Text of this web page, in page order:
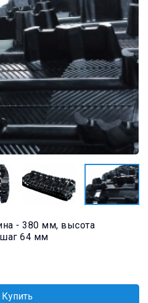
- 380 мм, высота
шаг 64 мм
Купить